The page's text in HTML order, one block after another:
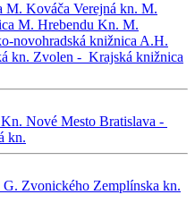
M. Kováča Verejná kn. M.
M. Hrebendu Kn. M.
novohradská knižnica A.H.
kn. Zvolen - Krajská knižnica
Kn. Nové Mesto Bratislava -
kn.
G. Zvonického Zemplínska kn.